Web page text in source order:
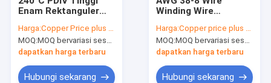
Enam Rektanguler
Wire HEVW-240P
Untuk Daya Tahan
Panas Yang Baik Dan
Baik
Harga:Copper Price plus Processing Fee plus Freight
MOQ:MOQ bervariasi sesuai dengan ukuran spesifikasi
dapatkan harga terbaru
Hubungi sekarang
Winding Wire
Elektromagnetik
yang Dijalin Kelas
Termal 180°C
Harga:Copper price plus processing fee plus freight
MOQ:MOQ bervariasi sesuai dengan ukuran spesifikasi
dapatkan harga terbaru
Hubungi sekarang